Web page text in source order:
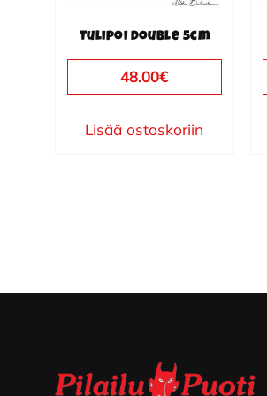
Tulipoi Double 5cm
48.00€
Lisää ostoskoriin